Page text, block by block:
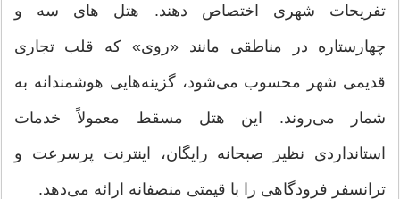
تفریحات شهری اختصاص دهند. هتل های سه و
چهارستاره در مناطقی مانند «روی» که قلب تجاری
قدیمی شهر محسوب می‌شود، گزینه‌هایی هوشمندانه به
شمار می‌روند. این هتل مسقط معمولاً خدمات
استانداردی نظیر صبحانه رایگان، اینترنت پرسرعت و
ترانسفر فرودگاهی را با قیمتی منصفانه ارائه می‌دهد.